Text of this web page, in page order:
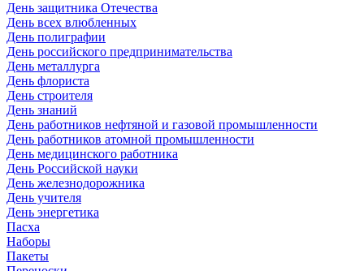
День защитника Отечества
День всех влюбленных
День полиграфии
День российского предпринимательства
День металлурга
День флориста
День строителя
День знаний
День работников нефтяной и газовой промышленности
День работников атомной промышленности
День медицинского работника
День Российской науки
День железнодорожника
День учителя
День энергетика
Пасха
Наборы
Пакеты